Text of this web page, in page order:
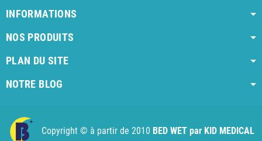
INFORMATIONS
NOS PRODUITS
PLAN DU SITE
NOTRE BLOG
Copyright © à partir de 2010 BED WET par KID MEDICAL